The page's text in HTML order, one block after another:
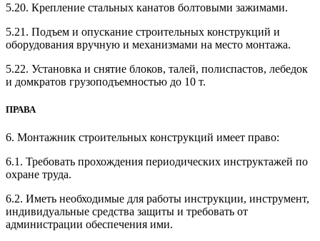
5.20. Крепление стальных канатов болтовыми зажимами.
5.21. Подъем и опускание строительных конструкций и
оборудования вручную и механизмами на место монтажа.
5.22. Установка и снятие блоков, талей, полиспастов, лебедок
и домкратов грузоподъемностью до 10 т.
ПРАВА
6. Монтажник строительных конструкций имеет право:
6.1. Требовать прохождения периодических инструктажей по
охране труда.
6.2. Иметь необходимые для работы инструкции, инструмент,
индивидуальные средства защиты и требовать от
администрации обеспечения ими.